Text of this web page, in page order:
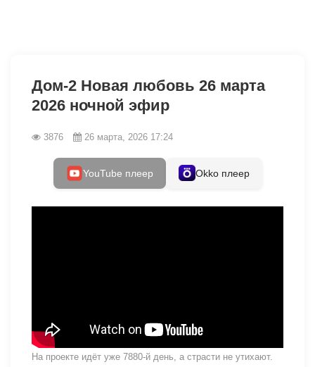
Дом-2 Новая любовь 26 марта
2026 ночной эфир
3876 26 марта, 2026 17:24
YouTube плеер Okko плеер
На проекте идёт уже 7880-й день, а страсти не утихают.